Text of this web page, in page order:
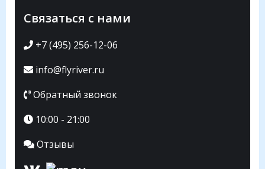
Связаться с нами
+7 (495) 256-12-06
info@flyriver.ru
Обратный звонок
10:00 - 21:00
Отзывы